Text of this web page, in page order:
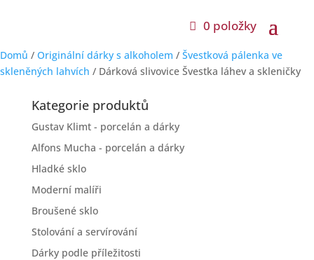
0 položky
Domů / Originální dárky s alkoholem / Švestková pálenka ve
skleněných lahvích / Dárková slivovice Švestka láhev a skleničky
Kategorie produktů
Gustav Klimt - porcelán a dárky
Alfons Mucha - porcelán a dárky
Hladké sklo
Moderní malíři
Broušené sklo
Stolování a servírování
Dárky podle příležitosti